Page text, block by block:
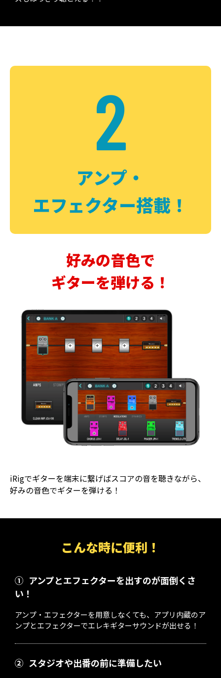
2
アンプ・
エフェクター搭載！
好みの音色で
ギターを弾ける！
iRigでギターを端末に繋げばスコアの音を聴きながら、
好みの音色でギターを弾ける！
こんな時に便利！
① アンプとエフェクターを出すのが面倒くさ
い！
アンプ・エフェクターを用意しなくても、アプリ内蔵のア
ンプとエフェクターでエレキギターサウンドが出せる！
② スタジオや出番の前に準備したい